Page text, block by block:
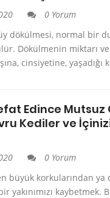
0 Yorum
dökülmesi, normal bir
Dökülmenin miktarı
cinsiyetine,
Edince Mutsuz
Kediler ve
0 Yorum
büyük korkularından
yakınımızı